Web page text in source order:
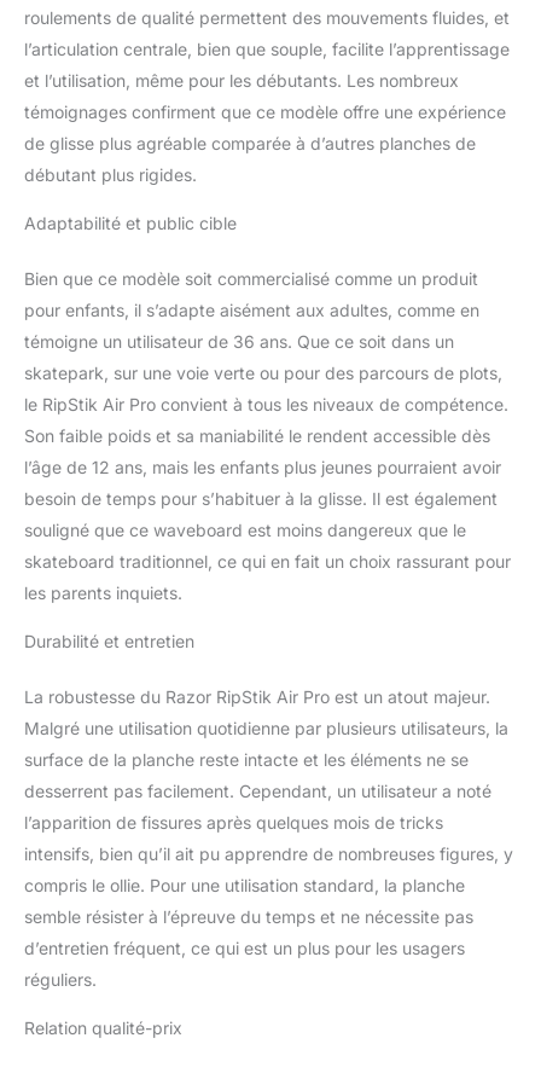
antidérapante pour que
votre enfant reste stable
pendant qu'il exécute
LA QUALITÉ RAZOR : La
qualité, la sécurité, le
depuis 2000. Nous
n'acceptons aucune
roulements de qualité permettent des mouvements fluides, et
l’articulation centrale, bien que souple, facilite l’apprentissage
et l’utilisation, même pour les débutants. Les nombreux
témoignages confirment que ce modèle offre une expérience
de glisse plus agréable comparée à d’autres planches de
débutant plus rigides.
Adaptabilité et public cible
Bien que ce modèle soit commercialisé comme un produit
pour enfants, il s’adapte aisément aux adultes, comme en
témoigne un utilisateur de 36 ans. Que ce soit dans un
skatepark, sur une voie verte ou pour des parcours de plots,
le RipStik Air Pro convient à tous les niveaux de compétence.
Son faible poids et sa maniabilité le rendent accessible dès
l’âge de 12 ans, mais les enfants plus jeunes pourraient avoir
besoin de temps pour s’habituer à la glisse. Il est également
souligné que ce waveboard est moins dangereux que le
skateboard traditionnel, ce qui en fait un choix rassurant pour
les parents inquiets.
Durabilité et entretien
La robustesse du Razor RipStik Air Pro est un atout majeur.
Malgré une utilisation quotidienne par plusieurs utilisateurs, la
surface de la planche reste intacte et les éléments ne se
desserrent pas facilement. Cependant, un utilisateur a noté
l’apparition de fissures après quelques mois de tricks
intensifs, bien qu’il ait pu apprendre de nombreuses figures, y
compris le ollie. Pour une utilisation standard, la planche
semble résister à l’épreuve du temps et ne nécessite pas
d’entretien fréquent, ce qui est un plus pour les usagers
réguliers.
Relation qualité-prix